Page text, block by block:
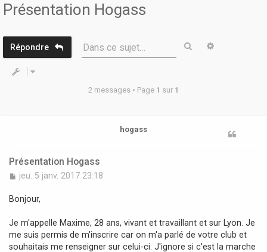
Présentation Hogass
Répondre Dans ce sujet… Rechercher
2 messages • Page 1 sur 1
hogass
Présentation Hogass
M
s
g
e
jeu. 5 janv. 2017 23:18
Bonjour,
Je m'appelle Maxime, 28 ans, vivant et travaillant et sur Lyon. Je
me suis permis de m'inscrire car on m'a parlé de votre club et
souhaitais me renseigner sur celui-ci. J'ignore si c'est la marche